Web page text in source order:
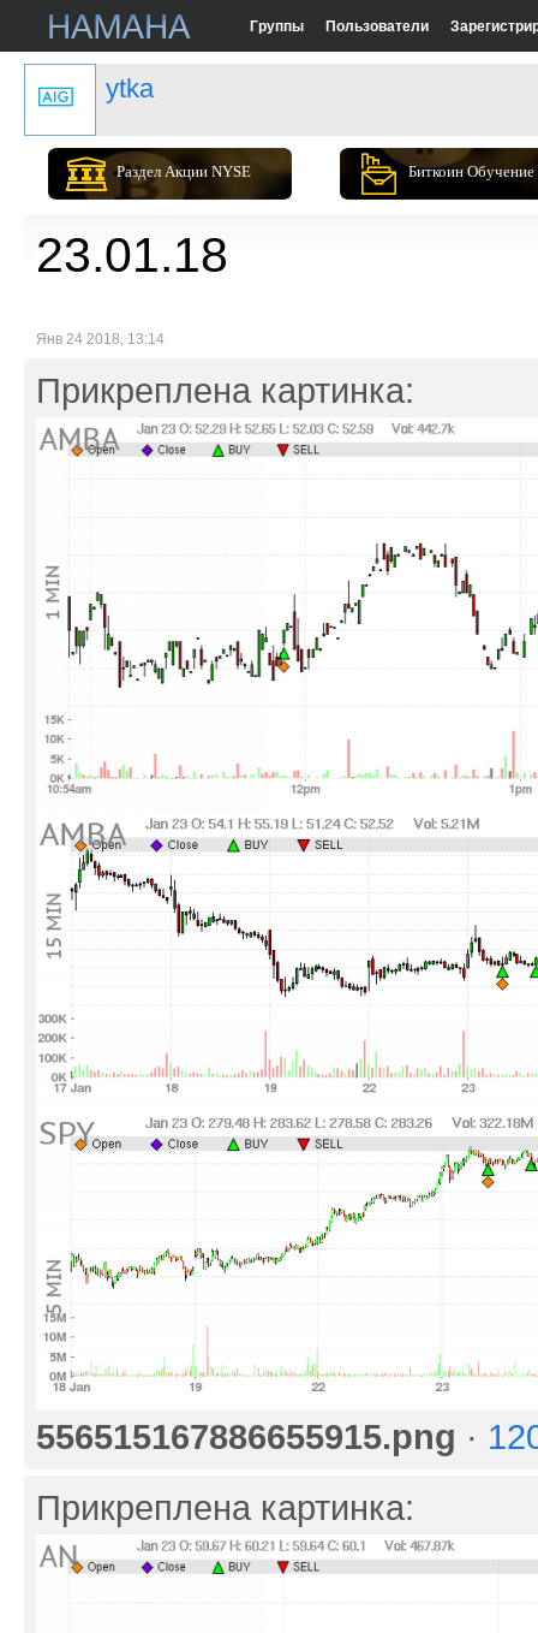
Группы Пользователи
ytka
Раздел Акции NYSE Биткоин Обучение
23.01.18
Янв 24 2018, 13:14
Прикреплена картинка:
556515167886655915.png ·
Прикреплена картинка: